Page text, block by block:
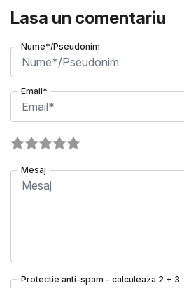
Lasa un comentariu
Nume*/Pseudonim
Email*
Mesaj
Protectie anti-spam - calculeaza 2 + 3 :